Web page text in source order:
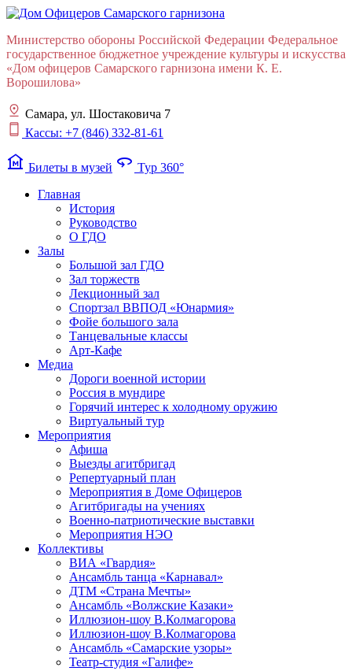
Министерство обороны Российской Федерации Федеральное
государственное бюджетное учреждение культуры и искусства
«Дом офицеров Cамарского гарнизона имени К. Е.
Ворошилова»
Самара, ул. Шостаковича 7
Кассы: +7 (846) 332-81-61
museum Билеты в музей 360 Тур 360°
Главная
История
Руководство
О ГДО
Залы
Большой зал ГДО
Зал торжеств
Лекционный зал
Cпортзал ВВПОД «Юнармия»
Фойе большого зала
Танцевальные классы
Арт-Кафе
Медиа
Дороги военной истории
Россия в мундире
Горячий интерес к холодному оружию
Виртуальный тур
Мероприятия
Афиша
Выезды агитбригад
Репертуарный план
Мероприятия в Доме Офицеров
Агитбригады на учениях
Военно-патриотические выставки
Мероприятия НЭО
Коллективы
ВИА «Гвардия»
Ансамбль танца «Карнавал»
ДТМ «Страна Мечты»
Ансамбль «Волжские Казаки»
Иллюзион-шоу В.Колмагорова
Иллюзион-шоу В.Колмагорова
Ансамбль «Самарские узоры»
Театр-студия «Галифе»